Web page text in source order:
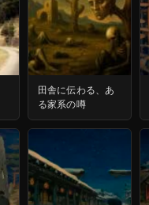
田舎に伝わる、あ
る家系の噂